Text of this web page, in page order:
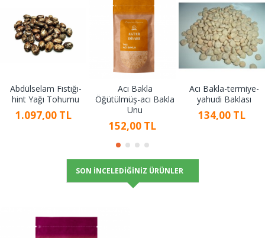
Abdülselam Fıstığı-
hint Yağı Tohumu
1.097,00 TL
Acı Bakla
Öğütülmüş-acı Bakla
Unu
152,00 TL
Acı Bakla-termiye-
yahudi Baklası
134,00 TL
SON İNCELEDIĞINIZ ÜRÜNLER